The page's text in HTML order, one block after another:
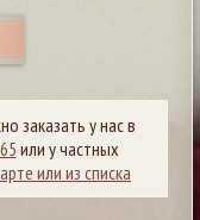
заказать у нас в
или у частных
или из списка